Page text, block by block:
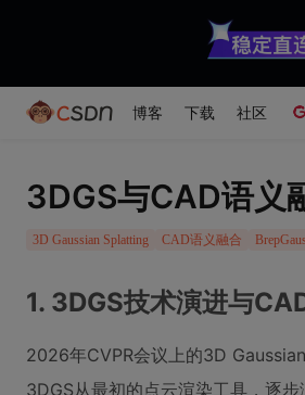
博客 下载 社区
3DGS与CAD语义
3D Gaussian Splatting CAD语义融合
1. 3DGS技术演进与
2026年CVPR会议上的3D
3DGS从最初的点云渲染工具，逐